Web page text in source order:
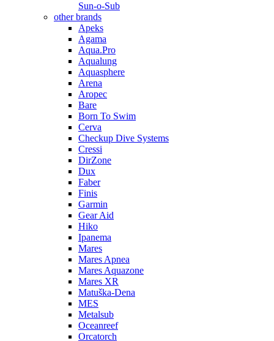
Sun-o-Sub
other brands
Apeks
Agama
Aqua.Pro
Aqualung
Aquasphere
Arena
Aropec
Bare
Born To Swim
Cerva
Checkup Dive Systems
Cressi
DirZone
Dux
Faber
Finis
Garmin
Gear Aid
Hiko
Ipanema
Mares
Mares Apnea
Mares Aquazone
Mares XR
Matuška-Dena
MES
Metalsub
Oceanreef
Orcatorch